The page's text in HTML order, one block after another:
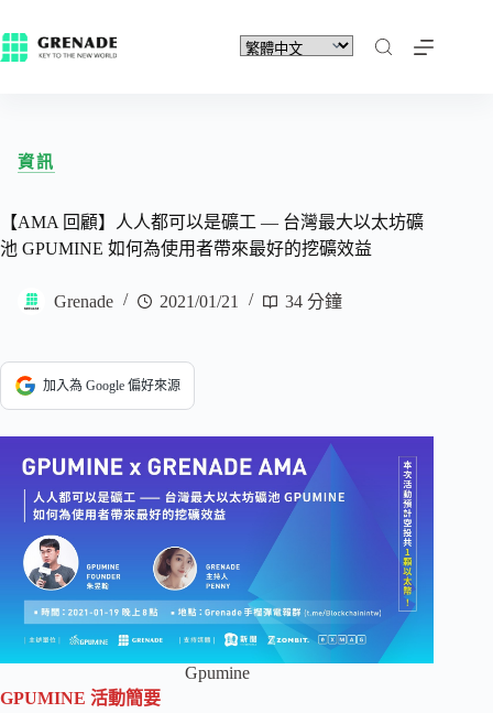
資訊
【AMA 回顧】人人都可以是礦工 — 台灣最大以太坊礦
池 GPUMINE 如何為使用者帶來最好的挖礦效益
Grenade 2021/01/21 34 分鐘
加入為 Google 偏好來源
Gpumine
GPUMINE 活動簡要